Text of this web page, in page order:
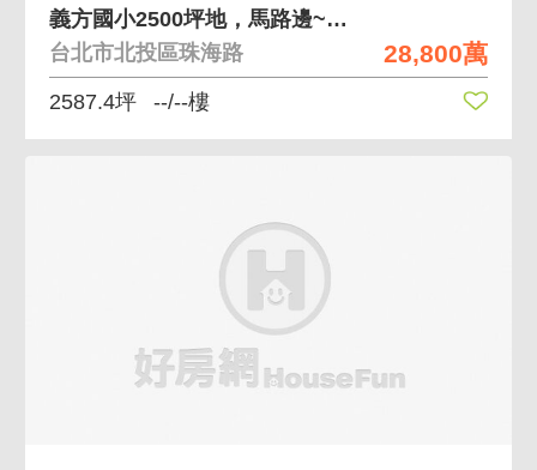
28,800萬
義方國小2500坪地，馬路邊~0971002032
台北市北投區珠海路
2587.4坪 --/--樓